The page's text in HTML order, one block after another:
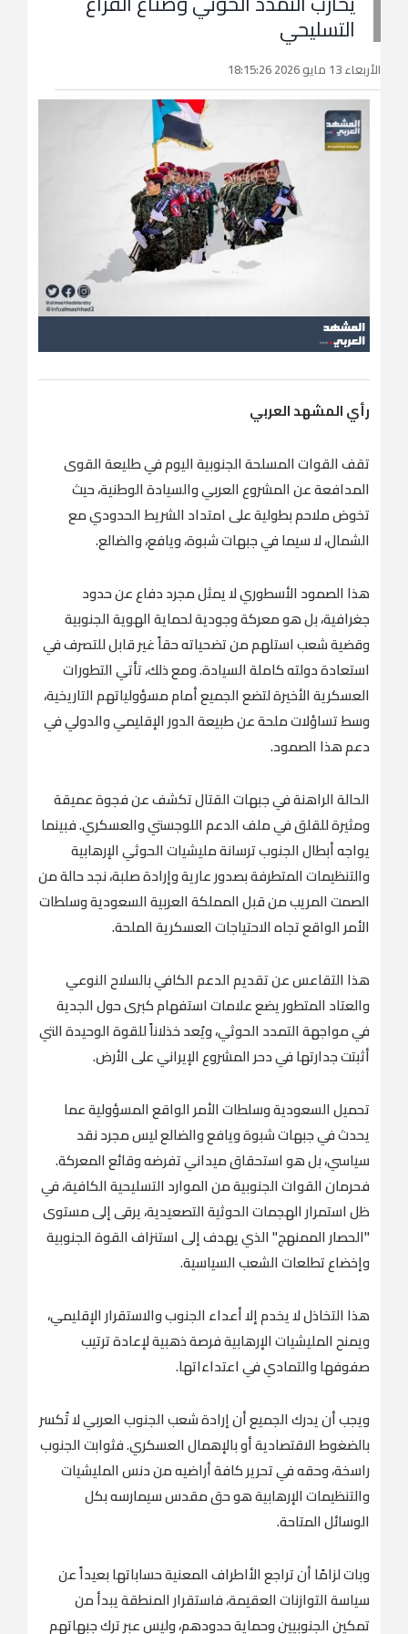
التسليحي
الأربعاء 13 مايو 2026 18:15:26
رأي المشهد العربي
تقف القوات المسلحة الجنوبية اليوم في طليعة القوى
المدافعة عن المشروع العربي والسيادة الوطنية، حيث
تخوض ملاحم بطولية على امتداد الشريط الحدودي مع
الشمال، لا سيما في جبهات شبوة، ويافع، والضالع.
هذا الصمود الأسطوري لا يمثل مجرد دفاع عن حدود
جغرافية، بل هو معركة وجودية لحماية الهوية الجنوبية
وقضية شعب استلهم من تضحياته حقاً غير قابل للتصرف في
استعادة دولته كاملة السيادة. ومع ذلك، تأتي التطورات
العسكرية الأخيرة لتضع الجميع أمام مسؤولياتهم التاريخية،
وسط تساؤلات ملحة عن طبيعة الدور الإقليمي والدولي في
دعم هذا الصمود.
الحالة الراهنة في جبهات القتال تكشف عن فجوة عميقة
ومثيرة للقلق في ملف الدعم اللوجستي والعسكري. فبينما
يواجه أبطال الجنوب ترسانة مليشيات الحوثي الإرهابية
والتنظيمات المتطرفة بصدور عارية وإرادة صلبة، نجد حالة من
الصمت المريب من قبل المملكة العربية السعودية وسلطات
الأمر الواقع تجاه الاحتياجات العسكرية الملحة.
هذا التقاعس عن تقديم الدعم الكافي بالسلاح النوعي
والعتاد المتطور يضع علامات استفهام كبرى حول الجدية
في مواجهة التمدد الحوثي، ويُعد خذلاناً للقوة الوحيدة التي
أثبتت جدارتها في دحر المشروع الإيراني على الأرض.
تحميل السعودية وسلطات الأمر الواقع المسؤولية عما
يحدث في جبهات شبوة ويافع والضالع ليس مجرد نقد
سياسي، بل هو استحقاق ميداني تفرضه وقائع المعركة.
فحرمان القوات الجنوبية من الموارد التسليحية الكافية، في
ظل استمرار الهجمات الحوثية التصعيدية، يرقى إلى مستوى
"الحصار الممنهج" الذي يهدف إلى استنزاف القوة الجنوبية
وإخضاع تطلعات الشعب السياسية.
هذا التخاذل لا يخدم إلا أعداء الجنوب والاستقرار الإقليمي،
ويمنح المليشيات الإرهابية فرصة ذهبية لإعادة ترتيب
صفوفها والتمادي في اعتداءاتها.
ويجب أن يدرك الجميع أن إرادة شعب الجنوب العربي لا تُكسر
بالضغوط الاقتصادية أو بالإهمال العسكري. فثوابت الجنوب
راسخة، وحقه في تحرير كافة أراضيه من دنس المليشيات
والتنظيمات الإرهابية هو حق مقدس سيمارسه بكل
الوسائل المتاحة.
وبات لزامًا أن تراجع الأاطراف المعنية حساباتها بعيداً عن
سياسة التوازنات العقيمة، فاستقرار المنطقة يبدأ من
تمكين الجنوبيين وحماية حدودهم، وليس عبر ترك جبهاتهم